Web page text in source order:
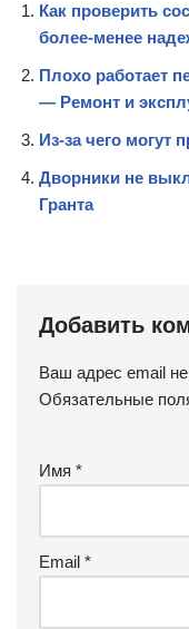
Как проверить
более-менее
Плохо работает
— Ремонт и
Из-за чего могут
Дворники не
Гранта
Добавить
Ваш адрес email
Обязательные
Имя *
Email *